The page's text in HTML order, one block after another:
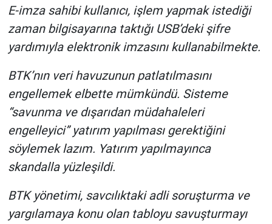
E-imza sahibi kullanıcı, işlem yapmak istediği
zaman bilgisayarına taktığı USB’deki şifre
yardımıyla elektronik imzasını kullanabilmekte.
BTK’nın veri havuzunun patlatılmasını
engellemek elbette mümkündü. Sisteme
“savunma ve dışarıdan müdahaleleri
engelleyici” yatırım yapılması gerektiğini
söylemek lazım. Yatırım yapılmayınca
skandalla yüzleşildi.
BTK yönetimi, savcılıktaki adli soruşturma ve
yargılamaya konu olan tabloyu savuşturmayı